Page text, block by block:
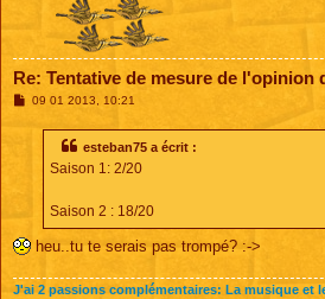
Re: Tentative de mesure de l'opinion
M09 01 2013, 10:21
esteban75 a écrit :
Saison 1: 2/20
Saison 2 : 18/20
heu..tu te serais pas trompé? :->
J'ai 2 passions complémentaires: La musique et